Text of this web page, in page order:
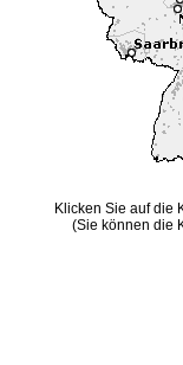
Klicken Sie auf die
(Sie können die